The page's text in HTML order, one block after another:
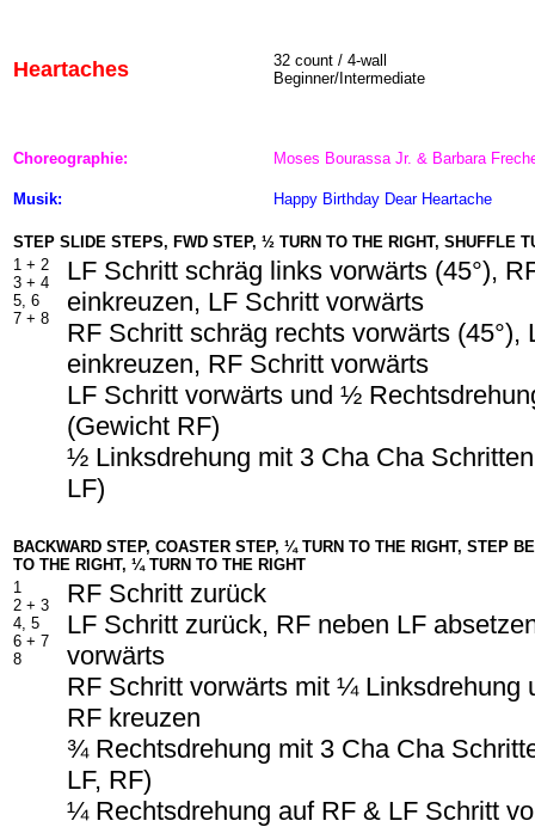
Heartaches
32 count / 4-wall
Beginner/Intermediate
Choreographie: Moses Bourassa Jr. & Barbara
Musik: Happy Birthday Dear Heartache
STEP SLIDE STEPS, FWD STEP, ½ TURN TO THE RIGHT, SHUFFLE
1 + 2
3 + 4
5, 6
7 + 8
LF Schritt schräg links vorwärts (45°),
einkreuzen, LF Schritt vorwärts
RF Schritt schräg rechts vorwärts (45°),
einkreuzen, RF Schritt vorwärts
LF Schritt vorwärts und ½
(Gewicht RF)
½ Linksdrehung mit 3 Cha Cha
LF)
BACKWARD STEP, COASTER STEP, ¼ TURN TO THE RIGHT, STEP
TO THE RIGHT, ¼ TURN TO THE RIGHT
1
2 + 3
4, 5
6 + 7
8
RF Schritt zurück
LF Schritt zurück, RF neben LF
vorwärts
RF Schritt vorwärts mit ¼ Linksdrehung
RF kreuzen
¾ Rechtsdrehung mit 3 Cha Cha
LF, RF)
¼ Rechtsdrehung auf RF & LF Schritt